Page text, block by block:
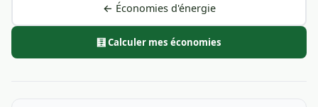
← Économies d'énergie
🧮 Calculer mes économies